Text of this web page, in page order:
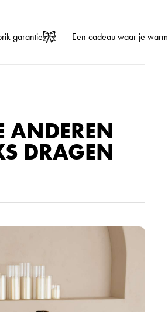
garantie Een cadeau waar je
ANDEREN
DRAGEN